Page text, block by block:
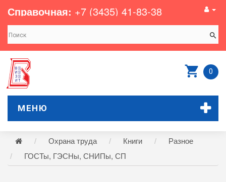
Справочная: +7 (3435) 41-83-38
0
МЕНЮ
Охрана труда Книги
Разное
ГОСТы, ГЭСНы, СНИПы, СП